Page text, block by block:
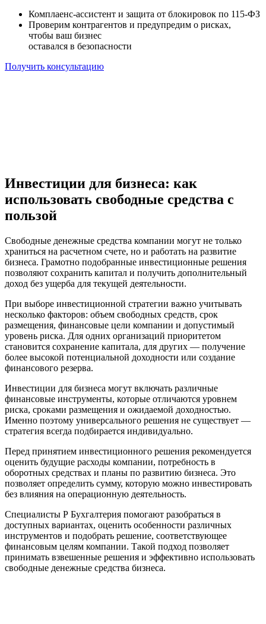
Комплаенс-ассистент и защита от блокировок по 115-ФЗ
Проверим контрагентов и предупредим о рисках,
чтобы ваш бизнес
оставался в безопасности
Получить консультацию
Инвестиции для бизнеса: как
использовать свободные средства с
пользой
Свободные денежные средства компании могут не только
храниться на расчетном счете, но и работать на развитие
бизнеса. Грамотно подобранные инвестиционные решения
позволяют сохранить капитал и получить дополнительный
доход без ущерба для текущей деятельности.
При выборе инвестиционной стратегии важно учитывать
несколько факторов: объем свободных средств, срок
размещения, финансовые цели компании и допустимый
уровень риска. Для одних организаций приоритетом
становится сохранение капитала, для других — получение
более высокой потенциальной доходности или создание
финансового резерва.
Инвестиции для бизнеса могут включать различные
финансовые инструменты, которые отличаются уровнем
риска, сроками размещения и ожидаемой доходностью.
Именно поэтому универсального решения не существует —
стратегия всегда подбирается индивидуально.
Перед принятием инвестиционного решения рекомендуется
оценить будущие расходы компании, потребность в
оборотных средствах и планы по развитию бизнеса. Это
позволяет определить сумму, которую можно инвестировать
без влияния на операционную деятельность.
Специалисты Р Бухгалтерия помогают разобраться в
доступных вариантах, оценить особенности различных
инструментов и подобрать решение, соответствующее
финансовым целям компании. Такой подход позволяет
принимать взвешенные решения и эффективно использовать
свободные денежные средства бизнеса.